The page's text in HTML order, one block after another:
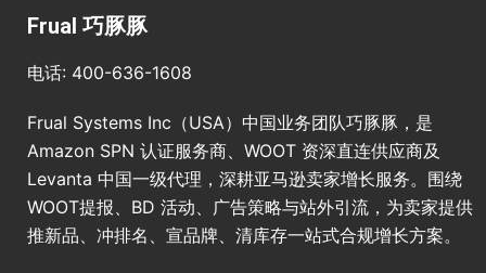
Frual 巧豚豚
电话: 400-636-1608
Frual Systems Inc（USA）中国业务团队巧豚豚，是
Amazon SPN 认证服务商、WOOT 资深直连供应商及
Levanta 中国一级代理，深耕亚马逊卖家增长服务。围绕
WOOT提报、BD 活动、广告策略与站外引流，为卖家提供
推新品、冲排名、宣品牌、清库存一站式合规增长方案。